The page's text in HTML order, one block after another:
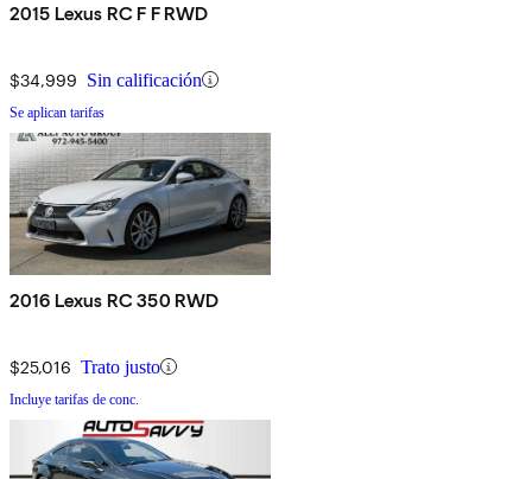
2015 Lexus RC F F RWD
$34,999 Sin calificación
Se aplican tarifas
2016 Lexus RC 350 RWD
$25,016 Trato justo
Incluye tarifas de conc.